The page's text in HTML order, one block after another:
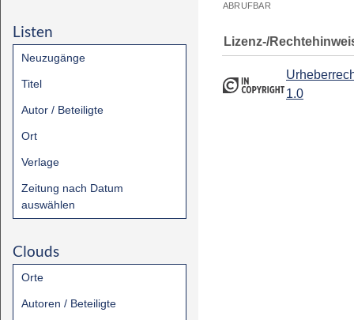
Listen
Neuzugänge
Titel
Autor / Beteiligte
Ort
Verlage
Zeitung nach Datum
auswählen
Clouds
Orte
Autoren / Beteiligte
ABRUFBAR
Lizenz-/
1.0